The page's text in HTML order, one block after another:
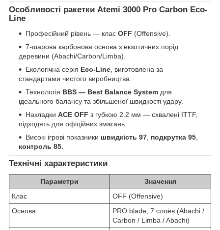
Особливості ракетки Atemi 3000 Pro Carbon Eco-
Line
Професійний рівень — клас OFF (Offensive).
7-шарова карбонова основа з екзотичних порід
деревини (Abachi/Carbon/Limba).
Екологічна серія Eco-Line, виготовлена за
стандартами чистого виробництва.
Технологія BBS — Best Balance System для
ідеального балансу та збільшеної швидкості удару.
Накладки ACE OFF з губкою 2.2 мм — схвалені ITTF,
підходять для офіційних змагань.
Високі ігрові показники швидкість 97, подкрутка 95,
контроль 85.
Технічні характеристики
Параметри
Значення
Клас
OFF (Offensive)
Основа
PRO blade, 7 слоёв (Abachi /
Carbon / Limba / Abachi)